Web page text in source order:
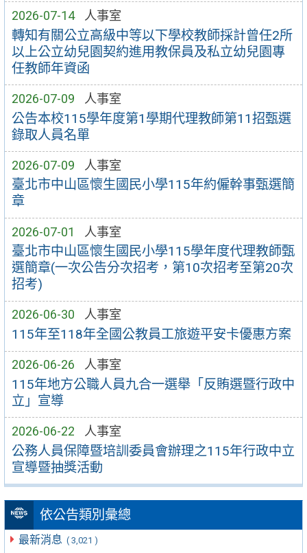
2026-07-14 人事室
轉知有關公立高級中等以下學校教師採計曾任2所
以上公立幼兒園契約進用教保員及私立幼兒園專
任教師年資函
2026-07-09 人事室
公告本校115學年度第1學期代理教師第11招甄選
錄取人員名單
2026-07-09 人事室
臺北市中山區懷生國民小學115年約僱幹事甄選簡
章
2026-07-01 人事室
臺北市中山區懷生國民小學115學年度代理教師甄
選簡章(一次公告分次招考，第10次招考至第20次
招考)
2026-06-30 人事室
115年至118年全國公教員工旅遊平安卡優惠方案
2026-06-26 人事室
115年地方公職人員九合一選舉「反賄選暨行政中
立」宣導
2026-06-22 人事室
公務人員保障暨培訓委員會辦理之115年行政中立
宣導暨抽獎活動
依公告類別彙總
最新消息 ( 3,021 )